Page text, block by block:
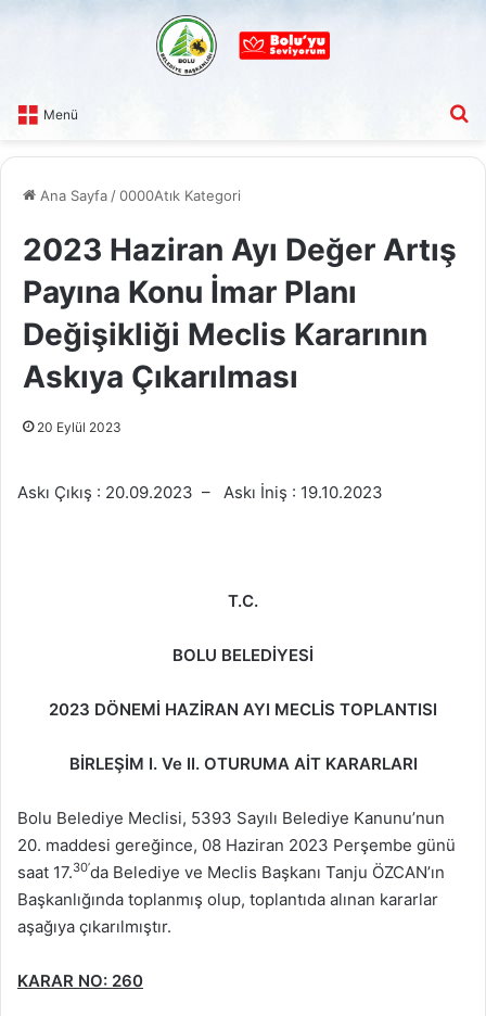
Menü
Ana Sayfa /0000Atık Kategori
2023 Haziran Ayı Değer Artış
Payına Konu İmar Planı
Değişikliği Meclis Kararının
Askıya Çıkarılması
20 Eylül 2023
Askı Çıkış : 20.09.2023 – Askı İniş : 19.10.2023
T.C.
BOLU BELEDİYESİ
2023 DÖNEMİ HAZİRAN AYI MECLİS TOPLANTISI
BİRLEŞİM I. Ve II. OTURUMA AİT KARARLARI
Bolu Belediye Meclisi, 5393 Sayılı Belediye Kanunu’nun
20. maddesi gereğince, 08 Haziran 2023 Perşembe günü
saat 17.30’da Belediye ve Meclis Başkanı Tanju ÖZCAN’ın
Başkanlığında toplanmış olup, toplantıda alınan kararlar
aşağıya çıkarılmıştır.
KARAR NO: 260